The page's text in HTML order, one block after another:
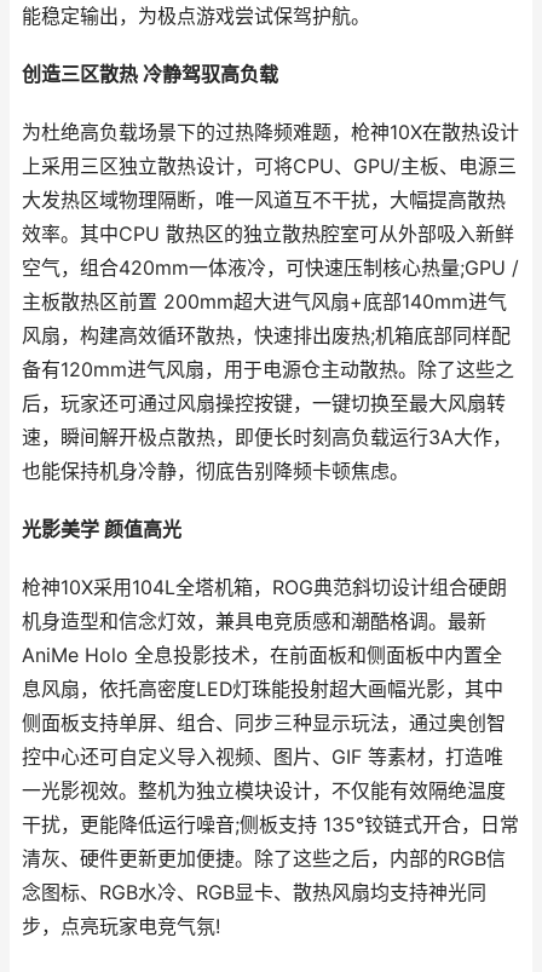
能稳定输出，为极点游戏尝试保驾护航。
创造三区散热 冷静驾驭高负载
为杜绝高负载场景下的过热降频难题，枪神10X在散热设计
上采用三区独立散热设计，可将CPU、GPU/主板、电源三
大发热区域物理隔断，唯一风道互不干扰，大幅提高散热
效率。其中CPU 散热区的独立散热腔室可从外部吸入新鲜
空气，组合420mm一体液冷，可快速压制核心热量;GPU /
主板散热区前置 200mm超大进气风扇+底部140mm进气
风扇，构建高效循环散热，快速排出废热;机箱底部同样配
备有120mm进气风扇，用于电源仓主动散热。除了这些之
后，玩家还可通过风扇操控按键，一键切换至最大风扇转
速，瞬间解开极点散热，即便长时刻高负载运行3A大作，
也能保持机身冷静，彻底告别降频卡顿焦虑。
光影美学 颜值高光
枪神10X采用104L全塔机箱，ROG典范斜切设计组合硬朗
机身造型和信念灯效，兼具电竞质感和潮酷格调。最新
AniMe Holo 全息投影技术，在前面板和侧面板中内置全
息风扇，依托高密度LED灯珠能投射超大画幅光影，其中
侧面板支持单屏、组合、同步三种显示玩法，通过奥创智
控中心还可自定义导入视频、图片、GIF 等素材，打造唯
一光影视效。整机为独立模块设计，不仅能有效隔绝温度
干扰，更能降低运行噪音;侧板支持 135°铰链式开合，日常
清灰、硬件更新更加便捷。除了这些之后，内部的RGB信
念图标、RGB水冷、RGB显卡、散热风扇均支持神光同
步，点亮玩家电竞气氛!